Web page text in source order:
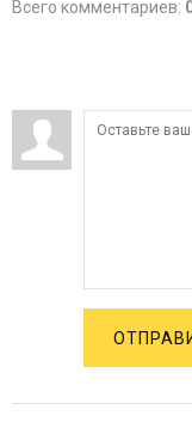
Всего комментариев: